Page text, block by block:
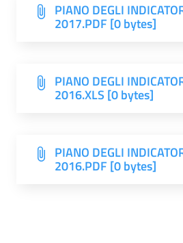
PIANO DEGLI
2017.PDF [0 bytes]
PIANO DEGLI
2016.XLS [0 bytes]
PIANO DEGLI
2016.PDF [0 bytes]